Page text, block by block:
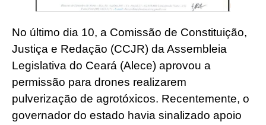
No último dia 10, a Comissão de Constituição,
Justiça e Redação (CCJR) da Assembleia
Legislativa do Ceará (Alece) aprovou a
permissão para drones realizarem
pulverização de agrotóxicos. Recentemente, o
governador do estado havia sinalizado apoio